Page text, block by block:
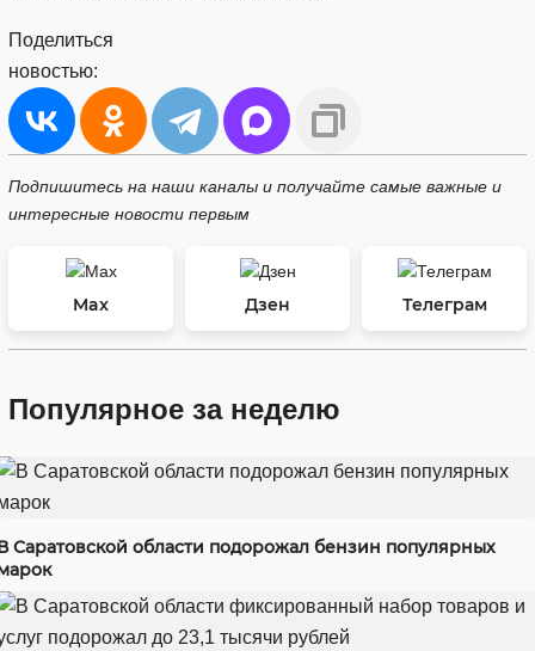
Поделиться
новостью:
Подпишитесь на наши каналы и получайте самые важные и
интересные новости первым
Max Дзен Телеграм
Популярное за неделю
Саратовской области подорожал бензин популярных